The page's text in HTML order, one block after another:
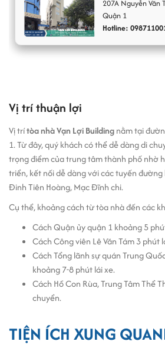
Toilet sạch sẽ và được trang bị mỗi
Ngoài ra tòa nhà còn có camera
Internet tốc độ cao
Tiện ích và dịch vụ tại tòa nhà Vạn Lợi
Quản lý thân thiện, nhiệt tình
Khu vực vệ sinh chung được lau
Giá thuê văn phòng tại Toà nhà Vạn Lợi
Giá văn phòng cho thuê tại Vạn Lợi
Toà nhà Vạn Lợi Building làvăn phòng giá rẻ
thấp. Đối với giá thuê này tại khu vực
có thể tiết kiệm khá nhhiều chi phí. Tuy
chất tại tòa nhà chỉ phù hợp với Startup
Quý khách hàng có nhu cầu đặc biệt nên
207A Nguyễn Văn
Quận 1
Hotline:
Vị trí thuận lợi
Vị trítòa nhà Vạn Lợi Buildingnằm tại
1. Từ đây, quý khách có thể dễ dàng di
trọng điểm của trung tâm thành phố nhờ
triển, kết nối dễ dàng với các tuyến
Đinh Tiên Hoàng, Mạc Đĩnh chi.
Cụ thể, khoảng cách từ tòa nhà đến các
Cách Quận ủy quận 1 khoảng 5
Cách Công viên Lê Văn Tám 3 phút
Cách Tổng lãnh sự quán Trung
khoảng 7-8 phút lái xe.
Cách Hồ Con Rùa, Trung Tâm Thể
chuyển.
TIỆN ÍCH XUNG